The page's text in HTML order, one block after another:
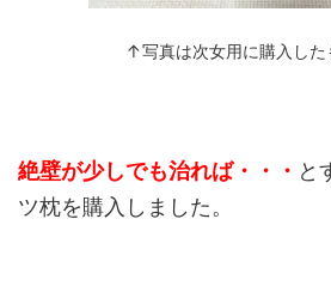
↑写真は次女用に購入した
絶壁が少しでも治れば・・・ と
ツ枕を購入しました。